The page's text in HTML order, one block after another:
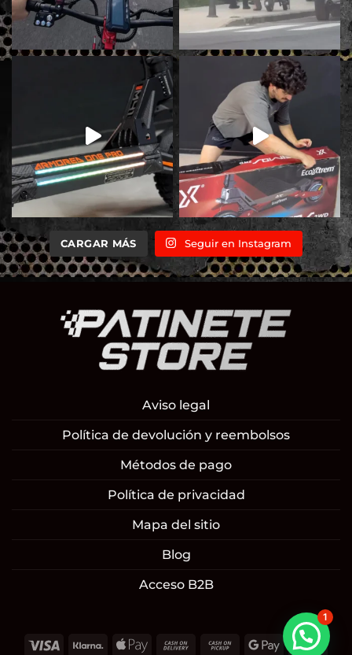
CARGAR MÁS Seguir en Instagram
Aviso legal
Política de devolución y reembolsos
Métodos de pago
Política de privacidad
Mapa del sitio
Blog
Acceso B2B
Visa Klarna Apple Cash Cash Google
1